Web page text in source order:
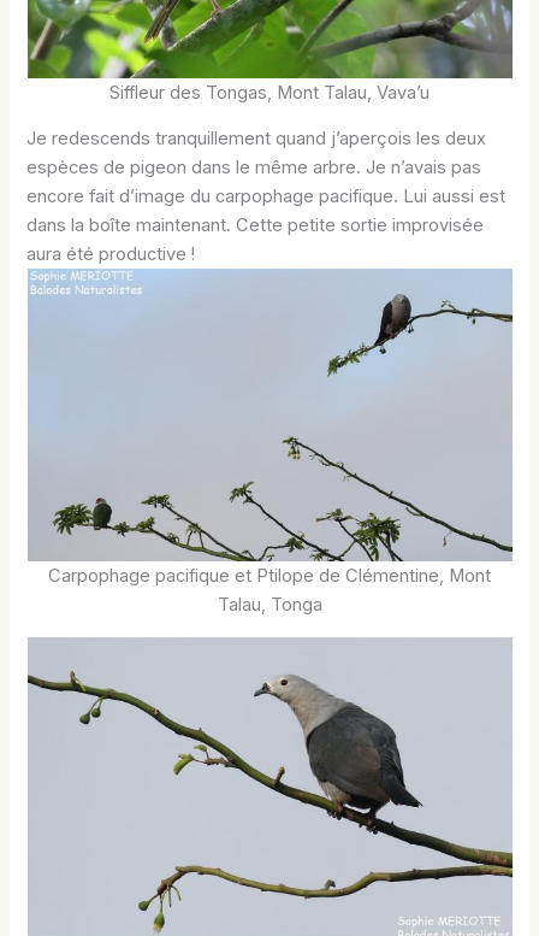
Siffleur des Tongas, Mont Talau, Vava’u
Je redescends tranquillement quand j’aperçois les deux
espèces de pigeon dans le même arbre. Je n’avais pas
encore fait d’image du carpophage pacifique. Lui aussi est
dans la boîte maintenant. Cette petite sortie improvisée
aura été productive !
Carpophage pacifique et Ptilope de Clémentine, Mont
Talau, Tonga